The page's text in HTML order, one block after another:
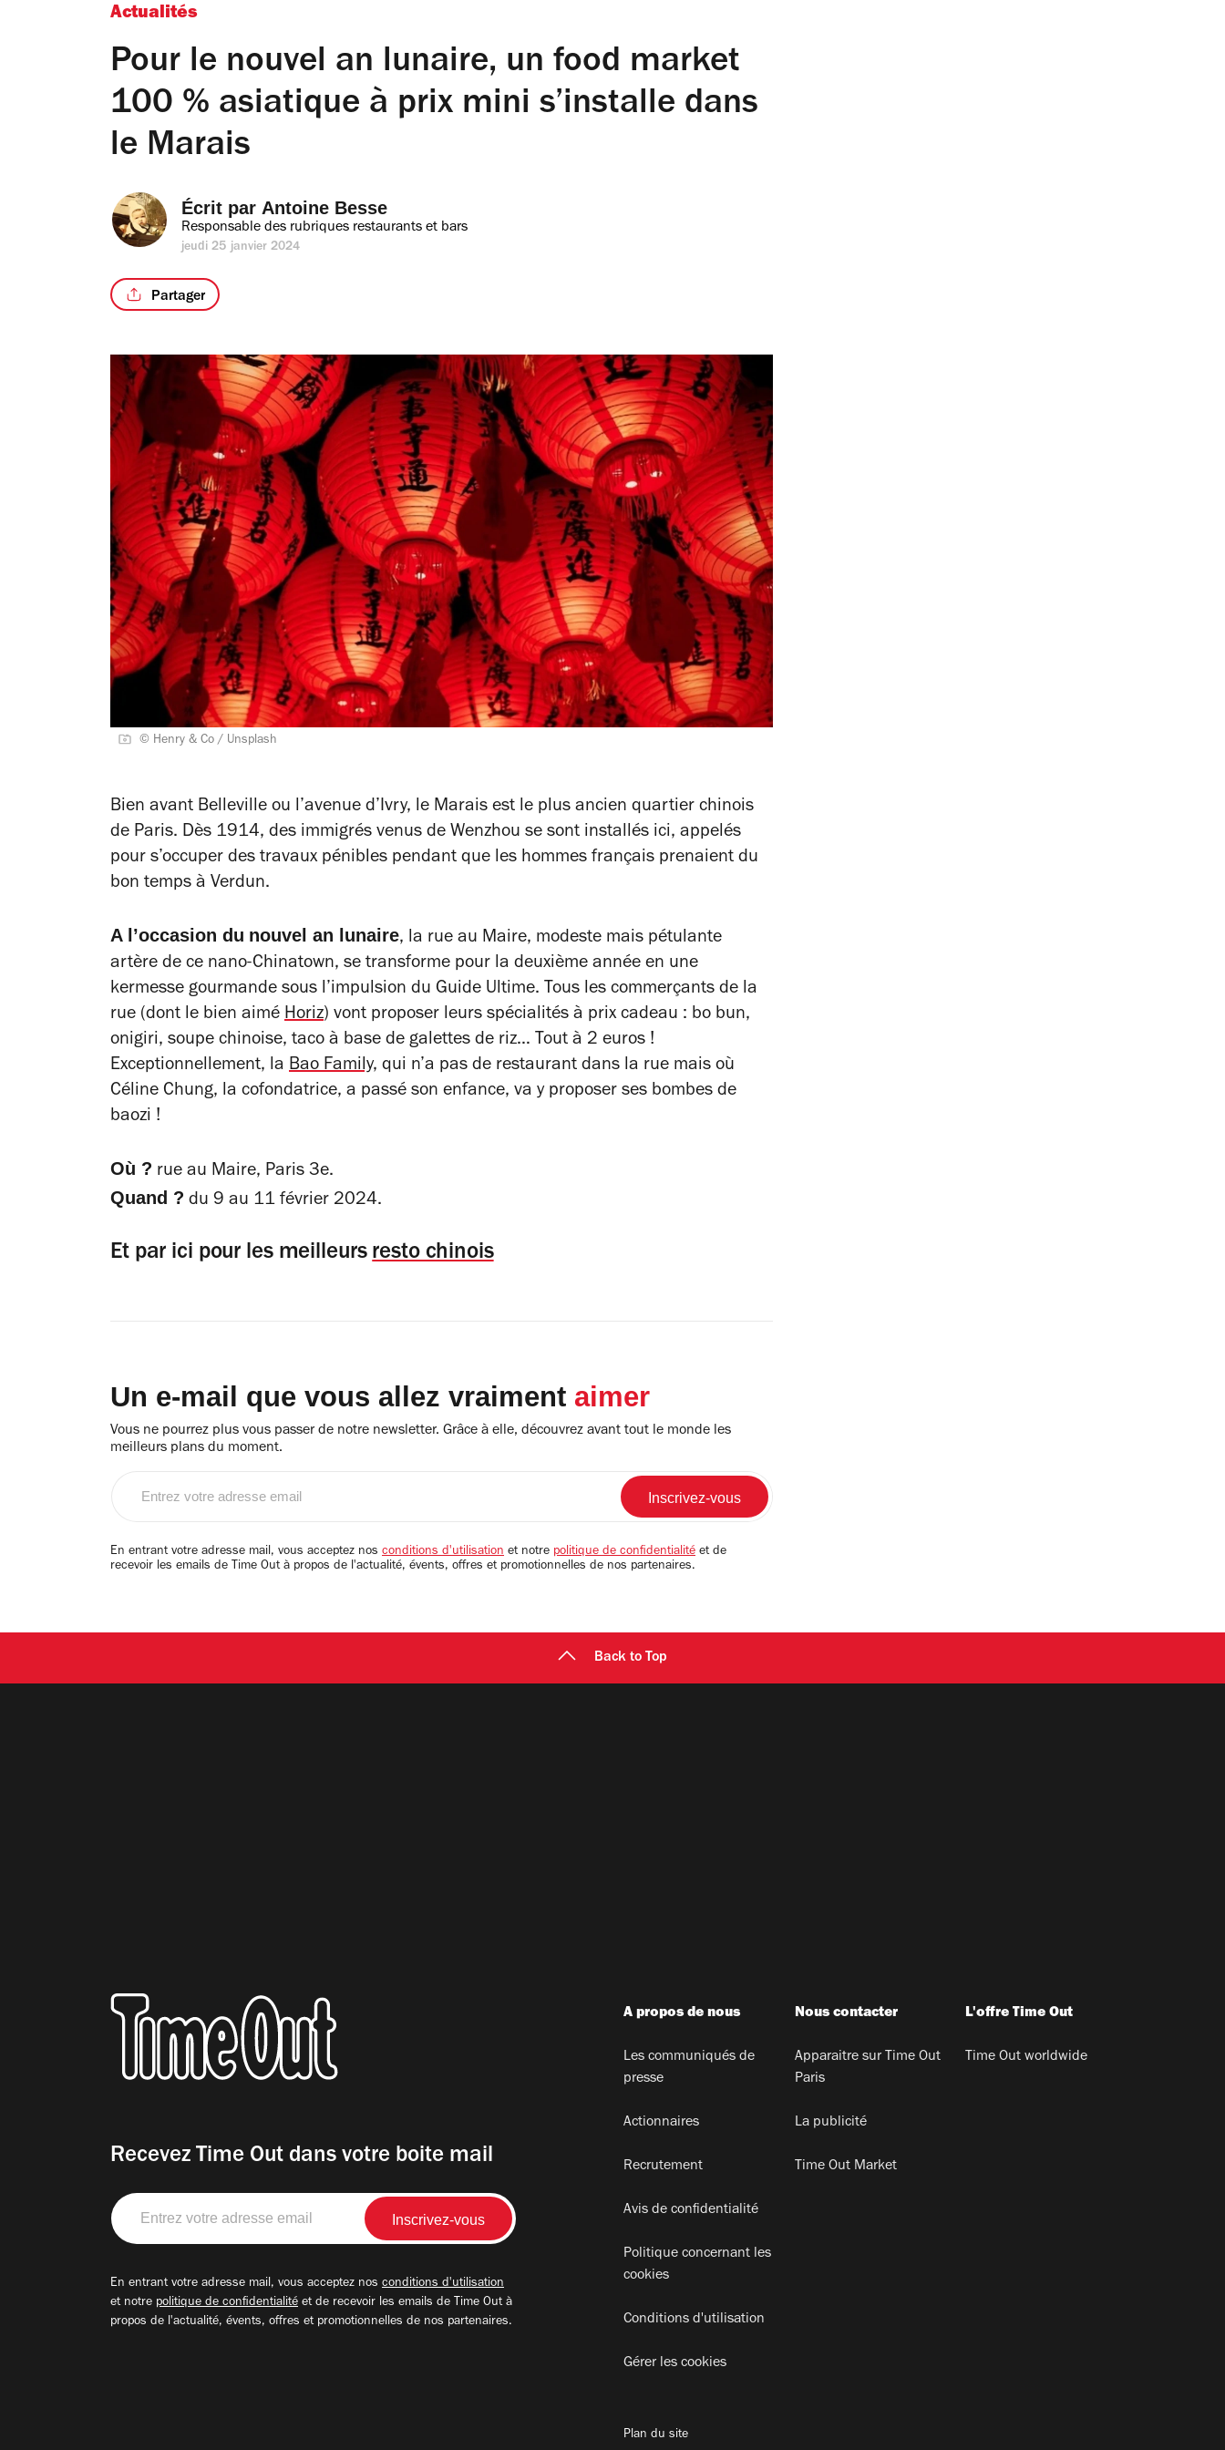
Actualités
Pour le nouvel an lunaire, un food market
100 % asiatique à prix mini s’installe dans
le Marais
Écrit par Antoine Besse
Responsable des rubriques restaurants et bars
jeudi 25 janvier 2024
Partager
© Henry & Co / Unsplash
Bien avant Belleville ou l’avenue d’Ivry, le Marais est le plus ancien quartier chinois
de Paris. Dès 1914, des immigrés venus de Wenzhou se sont installés ici, appelés
pour s’occuper des travaux pénibles pendant que les hommes français prenaient du
bon temps à Verdun.
A l’occasion du nouvel an lunaire, la rue au Maire, modeste mais pétulante
artère de ce nano-Chinatown, se transforme pour la deuxième année en une
kermesse gourmande sous l’impulsion du Guide Ultime. Tous les commerçants de la
rue (dont le bien aimé Horiz) vont proposer leurs spécialités à prix cadeau : bo bun,
onigiri, soupe chinoise, taco à base de galettes de riz… Tout à 2 euros !
Exceptionnellement, la Bao Family, qui n’a pas de restaurant dans la rue mais où
Céline Chung, la cofondatrice, a passé son enfance, va y proposer ses bombes de
baozi !
Où ? rue au Maire, Paris 3e.
Quand ? du 9 au 11 février 2024.
Et par ici pour les meilleurs resto chinois
Un e-mail que vous allez vraiment aimer
Vous ne pourrez plus vous passer de notre newsletter. Grâce à elle, découvrez avant tout le monde les
meilleurs plans du moment.
email
En entrant votre adresse mail, vous acceptez nos conditions d'utilisation et notre politique de confidentialité et de
recevoir les emails de Time Out à propos de l'actualité, évents, offres et promotionnelles de nos partenaires.
Back to Top
Recevez Time Out dans votre boite mail
Entrez
votre
adresse
En entrant votre adresse mail, vous acceptez nos conditions d'utilisation
et notre politique de confidentialité et de recevoir les emails de Time Out à
propos de l'actualité, évents, offres et promotionnelles de nos partenaires.
A propos de nous
Les communiqués de
presse
Actionnaires
Recrutement
Avis de confidentialité
Politique concernant les
cookies
Conditions d'utilisation
Gérer les cookies
Nous contacter
Apparaitre sur Time Out
Paris
La publicité
Time Out Market
L'offre Time Out
Time Out worldwide
Plan du site